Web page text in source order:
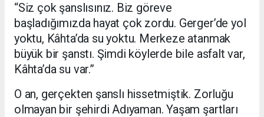
“Siz çok şanslısınız. Biz göreve
başladığımızda hayat çok zordu. Gerger’de yol
yoktu, Kâhta’da su yoktu. Merkeze atanmak
büyük bir şanstı. Şimdi köylerde bile asfalt var,
Kâhta’da su var.”
O an, gerçekten şanslı hissetmiştik. Zorluğu
olmayan bir şehirdi Adıyaman. Yaşam şartları